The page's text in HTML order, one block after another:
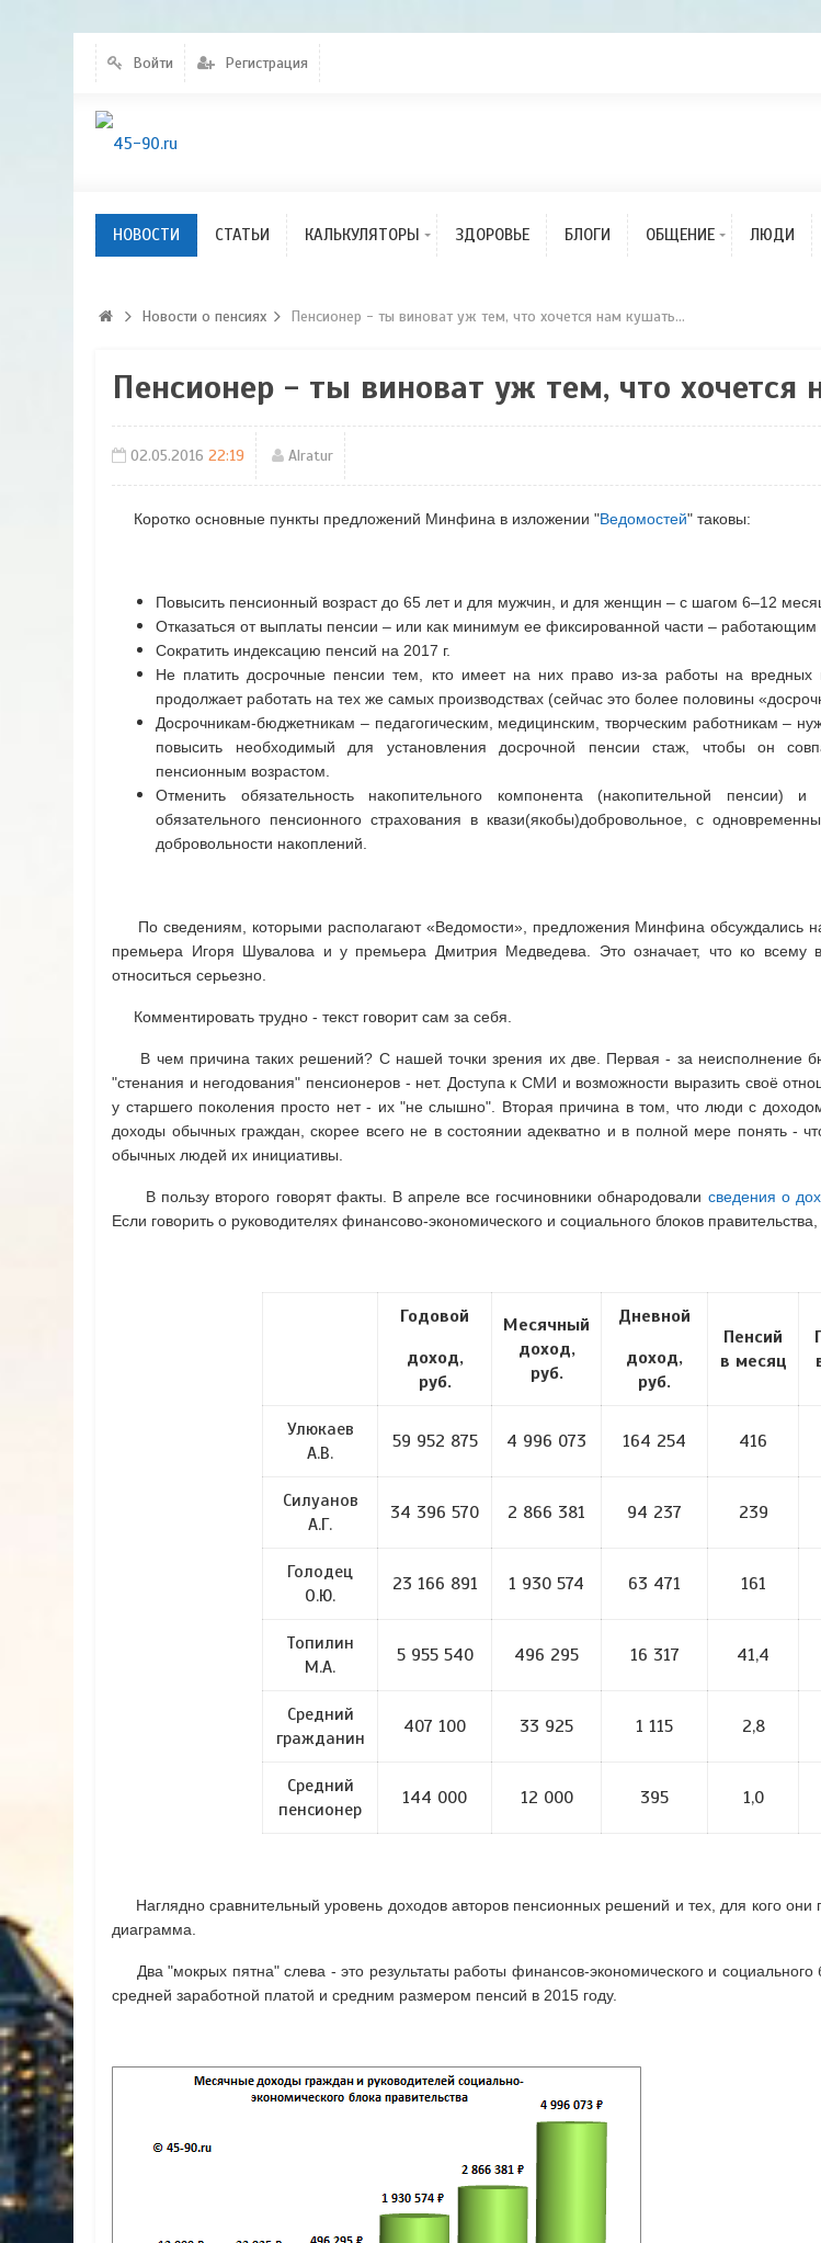
Войти Регистрация
Новости
НОВОСТИ СТАТЬИ КАЛЬКУЛЯТОРЫ
Калькулятор расчета
КСЗ
размера пенсионного
капитала
ЗДОРОВЬЕ БЛОГИ ОБЩЕНИЕ
О сайте ЛЮДИ
Новости о пенсиях Пенсионер - ты виноват уж тем, что хочется нам кушать...
Пенсионер - ты виноват уж тем, что хочется
02.05.2016 22:19 Alratur
Коротко основные пункты предложений Минфина в изложении "Ведомостей" таковы:
Повысить пенсионный возраст до 65 лет и для мужчин, и для женщин – с шагом 6–12
Отказаться от выплаты пенсии – или как минимум ее фиксированной части – работающим
Сократить индексацию пенсий на 2017 г.
Не платить досрочные пенсии тем, кто имеет на них право из-за работы на вредных
продолжает работать на тех же самых производствах (сейчас это более половины
Досрочникам-бюджетникам – педагогическим, медицинским, творческим работникам –
повысить необходимый для установления досрочной пенсии стаж, чтобы он
пенсионным возрастом.
Отменить обязательность накопительного компонента (накопительной пенсии)
обязательного пенсионного страхования в квази(якобы)добровольное, с
добровольности накоплений.
По сведениям, которыми располагают «Ведомости», предложения Минфина обсуждались
премьера Игоря Шувалова и у премьера Дмитрия Медведева. Это означает, что ко всему
относиться серьезно.
Комментировать трудно - текст говорит сам за себя.
В чем причина таких решений? С нашей точки зрения их две. Первая - за неисполнение
"стенания и негодования" пенсионеров - нет. Доступа к СМИ и возможности выразить своё
у старшего поколения просто нет - их "не слышно". Вторая причина в том, что люди с
доходы обычных граждан, скорее всего не в состоянии адекватно и в полной мере понять -
обычных людей их инициативы.
В пользу второго говорят факты. В апреле все госчиновники обнародовали сведения о
Если говорить о руководителях финансово-экономического и социального блоков правительства,
Годовой
доход,
руб.
Месячный
доход,
руб.
Дневной
доход,
руб.
Пенсий
в месяц
Улюкаев
А.В.
59 952 875 4 996 073 164 254 416
Силуанов
А.Г.
34 396 570 2 866 381 94 237 239
Голодец
О.Ю.
23 166 891 1 930 574 63 471 161
Топилин
М.А.
5 955 540 496 295 16 317 41,4
Средний
гражданин
407 100 33 925 1 115 2,8
Средний
пенсионер
144 000 12 000 395 1,0
Наглядно сравнительный уровень доходов авторов пенсионных решений и тех, для кого они
диаграмма.
Два "мокрых пятна" слева - это результаты работы финансов-экономического и
средней заработной платой и средним размером пенсий в 2015 году.